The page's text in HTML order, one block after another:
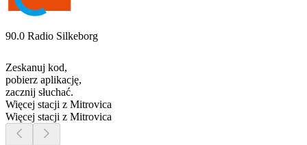
90.0 Radio Silkeborg
Zeskanuj kod,
pobierz aplikację,
zacznij słuchać.
Więcej stacji z Mitrovica
Więcej stacji z Mitrovica